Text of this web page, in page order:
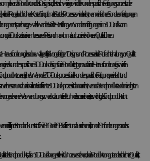
das Produkt und das Design sind, desto schwieriger wird der kundenspezifische Fertigungsprozess. In der
der Regel auch höhere Kosten. Ein optimaler Start des Prozesses wird erreicht, wenn einfachere Sonderanfertigungen
entsprechen, gewählt werden. Bei der Herstellung von Sonderanfertigungen im 3D-Druck kann
der Druckzeit zu einem besseren Preis und manchmal auch zu einer höheren Qualität führen.
Herausforderung, die es zu bewältigen gilt. Bei "vorgefertigten" Designs und Prozessen ist die Aufrechterhaltung von Qualität
eines kundenspezifischen 3D-Druckdesigns für ein Produkt liegt genau darin die Herausforderung. Es wird ein
zu vergleichen. Wenn der 3D-Druckprozess für die kundenspezifische Fertigung vereinfacht und
zu verbessern und zu rationalisieren. Ein effizienter 3D-Druckprozess ist dann erreicht, wenn das Endprodukt zu den niedrigsten
den vorgesehenen Verwendungszweck darunter leidet. Um dies zu erreichen, ist es wichtig, das Endprodukt nicht
billigerer Standardkunststoff wie PLA oder ABS effizient und ausreichend ist, um die Anforderungen an das
Qualität des Endprodukts, das im 3D-Druck hergestellt wird. Um zu verstehen, ob ein Produkt von guter oder schlechter Qualität ist,